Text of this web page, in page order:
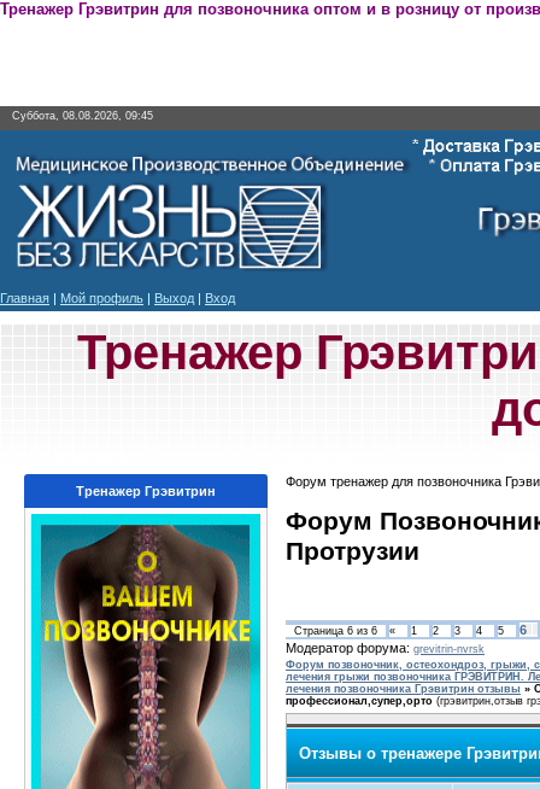
Тренажер Грэвитрин для позвоночника оптом и в розницу от
Суббота, 08.08.2026, 09:45
Главная | Мой профиль | Выход | Вход
Тренажер
Тренажер Грэвитрин
Форум тренажер для позвоночника
Форум
Протрузии
Страница 6 из 6 « 1 2 3 4 5
6
Модератор форума: grevitrin-nvrsk
Форум позвоночник, остеохондроз, грыжи,
лечения грыжи позвоночника ГРЭВИТРИН.
лечения позвоночника Грэвитрин отзывы »
профессионал,супер,орто (грэвитрин,отзыв
Отзывы о тренажере